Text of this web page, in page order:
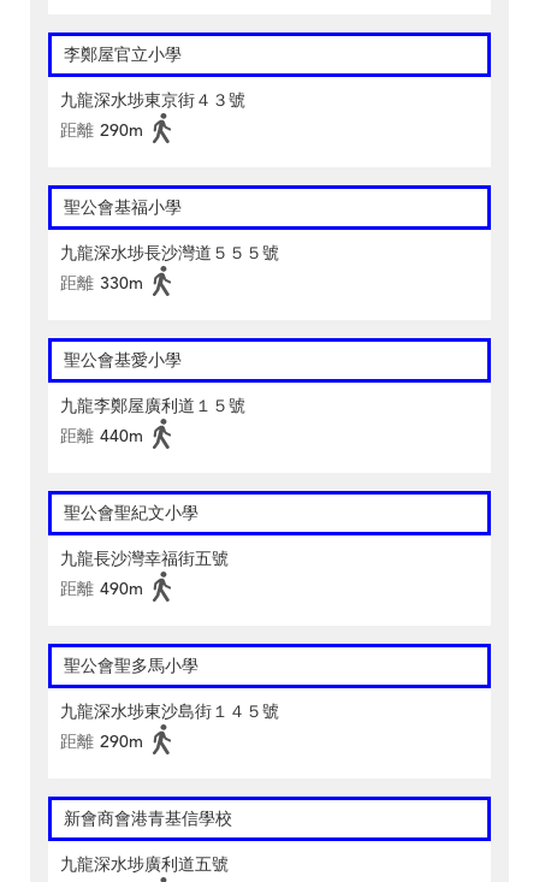
李鄭屋官立小學
九龍深水埗東京街４３號
距離 290m
聖公會基福小學
九龍深水埗長沙灣道５５５號
距離 330m
聖公會基愛小學
九龍李鄭屋廣利道１５號
距離 440m
聖公會聖紀文小學
九龍長沙灣幸福街五號
距離 490m
聖公會聖多馬小學
九龍深水埗東沙島街１４５號
距離 290m
新會商會港青基信學校
九龍深水埗廣利道五號